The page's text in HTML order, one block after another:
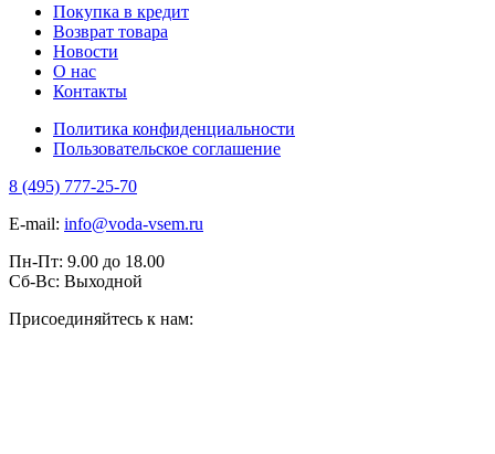
Покупка в кредит
Возврат товара
Новости
О нас
Контакты
Политика конфиденциальности
Пользовательское соглашение
8 (495) 777-25-70
E-mail: info@voda-vsem.ru
Пн-Пт: 9.00 до 18.00
Сб-Вс: Выходной
Присоединяйтесь к нам: